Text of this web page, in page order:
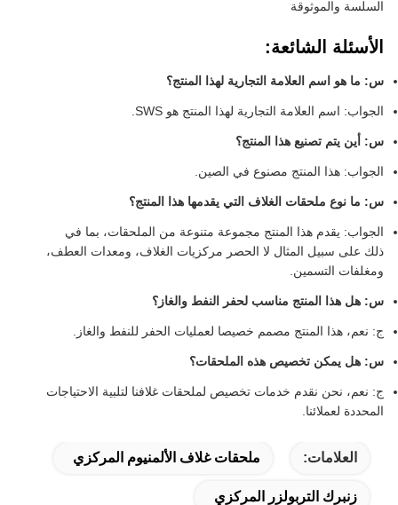
السلسة والموثوقة
الأسئلة الشائعة:
س: ما هو اسم العلامة التجارية لهذا المنتج؟
الجواب: اسم العلامة التجارية لهذا المنتج هو SWS.
س: أين يتم تصنيع هذا المنتج؟
الجواب: هذا المنتج مصنوع في الصين.
س: ما نوع ملحقات الغلاف التي يقدمها هذا المنتج؟
الجواب: يقدم هذا المنتج مجموعة متنوعة من الملحقات، بما في
ذلك على سبيل المثال لا الحصر مركزيات الغلاف، ومعدات العطف،
ومغلفات التسمين.
س: هل هذا المنتج مناسب لحفر النفط والغاز؟
ج: نعم، هذا المنتج مصمم خصيصا لعمليات الحفر للنفط والغاز.
س: هل يمكن تخصيص هذه الملحقات؟
ج: نعم، نحن نقدم خدمات تخصيص لملحقات غلافنا لتلبية الاحتياجات
المحددة لعملائنا.
العلامات: ملحقات غلاف الألمنيوم المركزي
زنبرك التربولزر المركزي